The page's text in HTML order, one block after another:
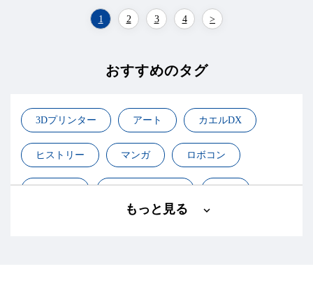
1 2 3 4 >
おすすめのタグ
3Dプリンター アート カエルDX
ヒストリー マンガ ロボコン
もっと見る